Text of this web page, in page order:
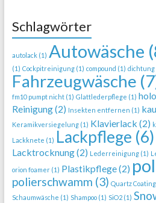
Schlagwörter
autolack(1) Autowäsche
(1) Cockpitreinigung(1) compound (1) dichtung
Fahrzeugwäsche
fm10 pumpt nicht(1) Glattlederpflege (1)
Reinigung(2) Insekten entfernen (1)
Keramikversiegelung(1) Klavierlack (2)
Lackknete (1) Lackpflege (6)
Lacktrocknung(2) Lederreinigung(1)
orion foamer(1) Plastikpflege(2)
polierschwamm (3) Quartz Coating
Schaumwäsche (1) Shampoo(1) SiO2(1)